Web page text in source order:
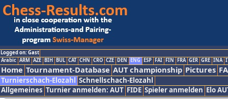
Logged on: Gast
Arabic ARM AZE BIH BUL CAT CHN CRO CZE DEN ENG ESP FAI FIN FRA GER GRE INA
Home Tournament-Database AUT championship Pictures
Turnierschach-Elozahl Schnellschach-Elozahl
Allgemeines Turnier anmelden: AUT FIDE Spieler anmelden Elo